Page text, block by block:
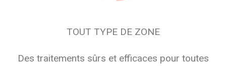
TOUT TYPE DE ZONE
Des traitements sûrs et efficaces pour toutes